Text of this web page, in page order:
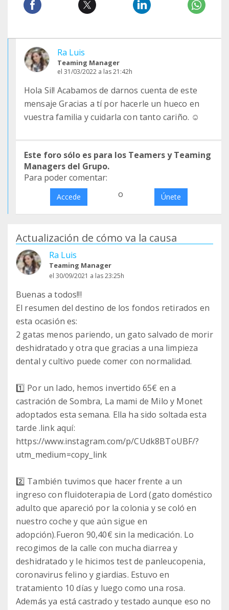
Ra Luis
Teaming Manager
el 31/03/2022 a las 21:42h
Hola Sil! Acabamos de darnos cuenta de este
mensaje Gracias a tí por hacerle un hueco en
vuestra familia y cuidarla con tanto cariño. ☺️
Este foro sólo es para los Teamers y Teaming
Managers del Grupo.
Para poder comentar:
Accede o Únete
Actualización de cómo va la causa
Ra Luis
Teaming Manager
el 30/09/2021 a las 23:25h
Buenas a todos!!!
El resumen del destino de los fondos retirados en
esta ocasión es:
2 gatas menos pariendo, un gato salvado de morir
deshidratado y otra que gracias a una limpieza
dental y cultivo puede comer con normalidad.
1️⃣ Por un lado, hemos invertido 65€ en a
castración de Sombra, La mami de Milo y Monet
adoptados esta semana. Ella ha sido soltada esta
tarde .link aquí:
https://www.instagram.com/p/CUdk8BToUBF/?
utm_medium=copy_link
2️⃣ También tuvimos que hacer frente a un
ingreso con fluidoterapia de Lord (gato doméstico
adulto que apareció por la colonia y se coló en
nuestro coche y que aún sigue en
adopción).Fueron 90,40€ sin la medicación. Lo
recogimos de la calle con mucha diarrea y
deshidratado y le hicimos test de panleucopenia,
coronavirus felino y giardias. Estuvo en
tratamiento 10 días y luego como una rosa.
Además ya está castrado y testado aunque eso no